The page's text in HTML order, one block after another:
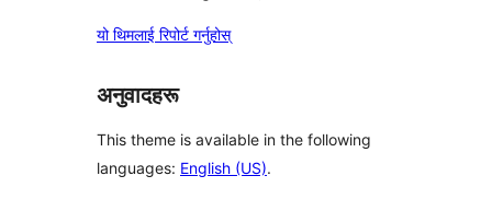
यो थिमलाई रिपोर्ट गर्नुहोस्
अनुवादहरू
This theme is available in the following
languages: English (US).